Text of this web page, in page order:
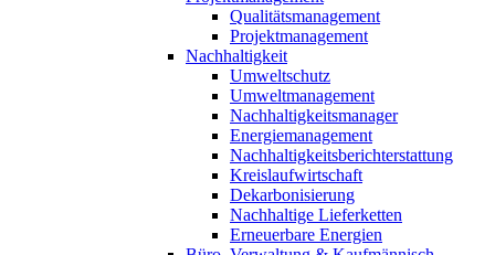
Qualitätsmanagement
Projektmanagement
Nachhaltigkeit
Umweltschutz
Umweltmanagement
Nachhaltigkeitsmanager
Energiemanagement
Nachhaltigkeitsberichterstattung
Kreislaufwirtschaft
Dekarbonisierung
Nachhaltige Lieferketten
Erneuerbare Energien